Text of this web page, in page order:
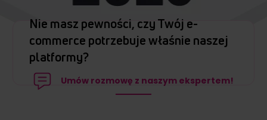
Nie masz pewności, czy Twój e-
commerce potrzebuje właśnie naszej
platformy?
Umów rozmowę z naszym ekspertem!